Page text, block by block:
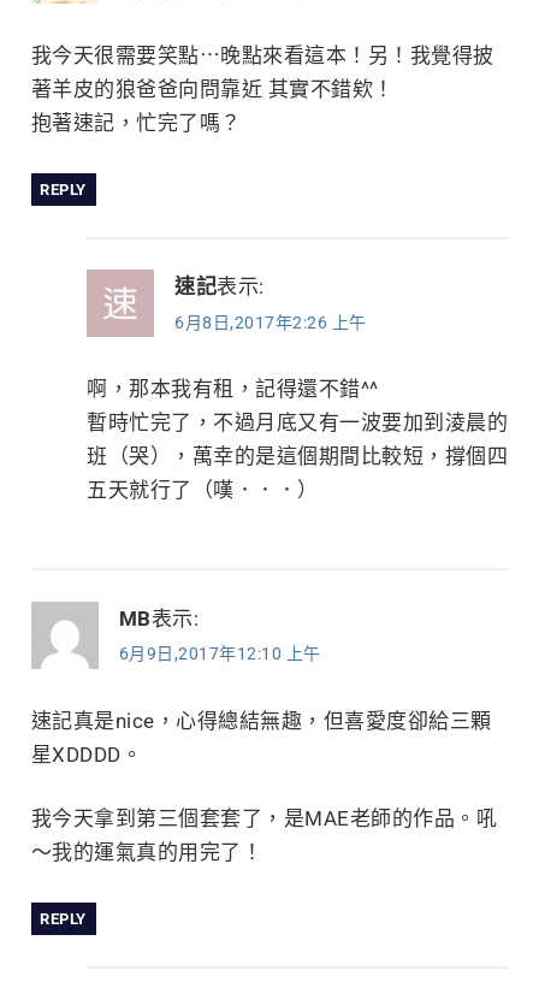
我今天很需要笑點⋯晚點來看這本！另！我覺得披
著羊皮的狼爸爸向問靠近 其實不錯欸！
抱著速記，忙完了嗎？
REPLY
速記表示:
6月8日,2017年2:26 上午
啊，那本我有租，記得還不錯^^
暫時忙完了，不過月底又有一波要加到淩晨的
班（哭），萬幸的是這個期間比較短，撐個四
五天就行了（嘆．．．）
MB表示:
6月9日,2017年12:10 上午
速記真是nice，心得總結無趣，但喜愛度卻給三顆
星XDDDD。
我今天拿到第三個套套了，是MAE老師的作品。吼
～我的運氣真的用完了！
REPLY